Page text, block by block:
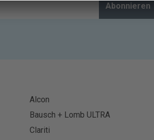
Abonnieren
Alcon
Bausch + Lomb ULTRA
Clariti